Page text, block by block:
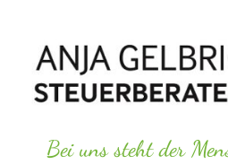
Bei uns steht der